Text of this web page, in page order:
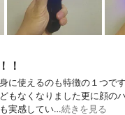
！
に使えるのも特徴の１つで
もなくなりました更に顔の
実感してい…続きを見る